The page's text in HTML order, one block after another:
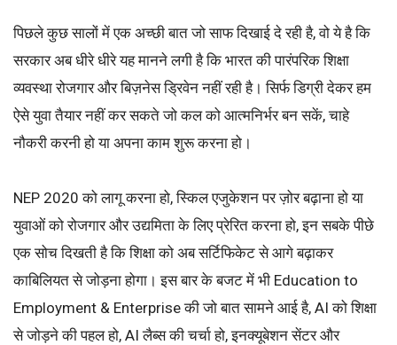
पिछले कुछ सालों में एक अच्छी बात जो साफ दिखाई दे रही है, वो ये है कि
सरकार अब धीरे धीरे यह मानने लगी है कि भारत की पारंपरिक शिक्षा
व्यवस्था रोजगार और बिज़नेस ड्रिवेन नहीं रही है। सिर्फ डिग्री देकर हम
ऐसे युवा तैयार नहीं कर सकते जो कल को आत्मनिर्भर बन सकें, चाहे
नौकरी करनी हो या अपना काम शुरू करना हो।
NEP 2020 को लागू करना हो, स्किल एजुकेशन पर ज़ोर बढ़ाना हो या
युवाओं को रोजगार और उद्यमिता के लिए प्रेरित करना हो, इन सबके पीछे
एक सोच दिखती है कि शिक्षा को अब सर्टिफिकेट से आगे बढ़ाकर
काबिलियत से जोड़ना होगा। इस बार के बजट में भी Education to
Employment & Enterprise की जो बात सामने आई है, AI को शिक्षा
से जोड़ने की पहल हो, AI लैब्स की चर्चा हो, इनक्यूबेशन सेंटर और